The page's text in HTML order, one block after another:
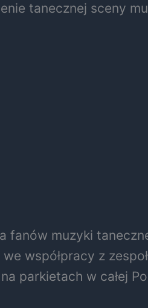
tanecznej sceny
fanów muzyki
współpracy z
parkietach w całej